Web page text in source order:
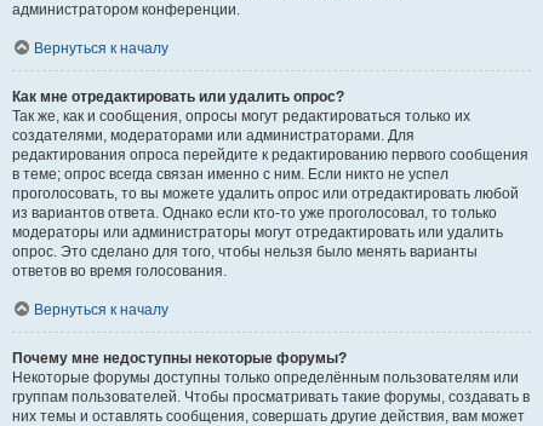
администратором конференции.
Вернуться к началу
Как мне отредактировать или удалить опрос?
Так же, как и сообщения, опросы могут редактироваться только их
создателями, модераторами или администраторами. Для
редактирования опроса перейдите к редактированию первого сообщения
в теме; опрос всегда связан именно с ним. Если никто не успел
проголосовать, то вы можете удалить опрос или отредактировать любой
из вариантов ответа. Однако если кто-то уже проголосовал, то только
модераторы или администраторы могут отредактировать или удалить
опрос. Это сделано для того, чтобы нельзя было менять варианты
ответов во время голосования.
Вернуться к началу
Почему мне недоступны некоторые форумы?
Некоторые форумы доступны только определённым пользователям или
группам пользователей. Чтобы просматривать такие форумы, создавать в
них темы и оставлять сообщения, совершать другие действия, вам может